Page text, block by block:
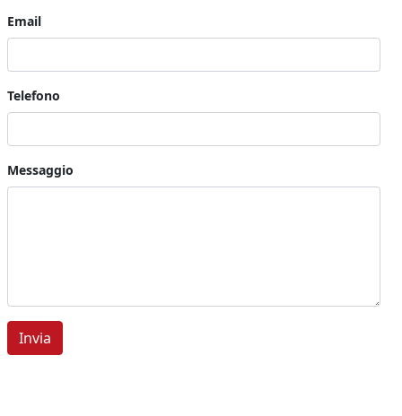
Email
Telefono
Messaggio
Invia